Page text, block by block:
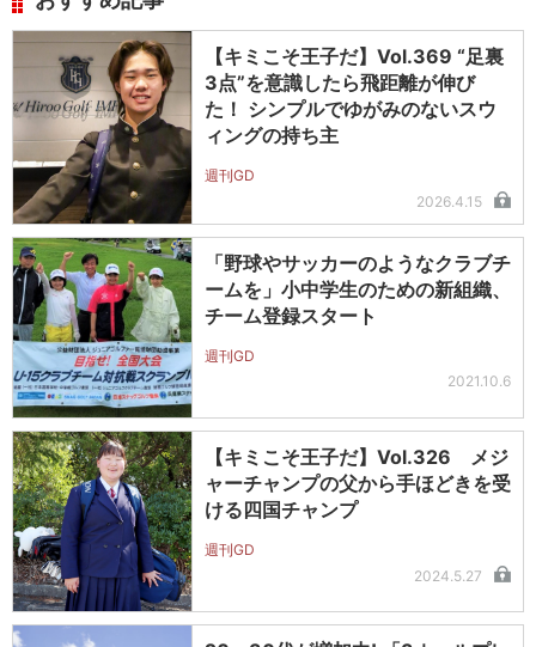
【キミこそ王子だ】Vol.369 “足裏
3点”を意識したら飛距離が伸び
た！ シンプルでゆがみのないスウ
ィングの持ち主
週刊GD
2026.4.15
「野球やサッカーのようなクラブチ
ームを」小中学生のための新組織、
チーム登録スタート
週刊GD
2021.10.6
【キミこそ王子だ】Vol.326 メジ
ャーチャンプの父から手ほどきを受
ける四国チャンプ
週刊GD
2024.5.27